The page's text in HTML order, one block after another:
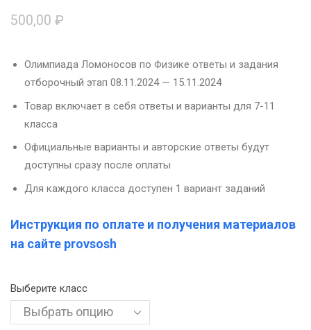
500,00 ₽
Олимпиада Ломоносов по Физике ответы и задания
отборочный этап 08.11.2024 — 15.11.2024
Товар включает в себя ответы и варианты для 7-11
класса
Официальные варианты и авторские ответы будут
доступны сразу после оплаты
Для каждого класса доступен 1 вариант заданий
Инструкция по оплате и получения материалов
на сайте provsosh
Выберите класс